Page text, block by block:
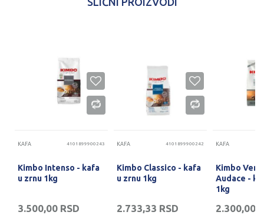
KAFA 4101899900243
Kimbo Intenso - kafa
u zrnu 1kg
3.500,00 RSD
KAFA 4101899900242
Kimbo Classico - kafa
u zrnu 1kg
2.733,33 RSD
KAFA
Kimbo
Audace -
1kg
2.300,00